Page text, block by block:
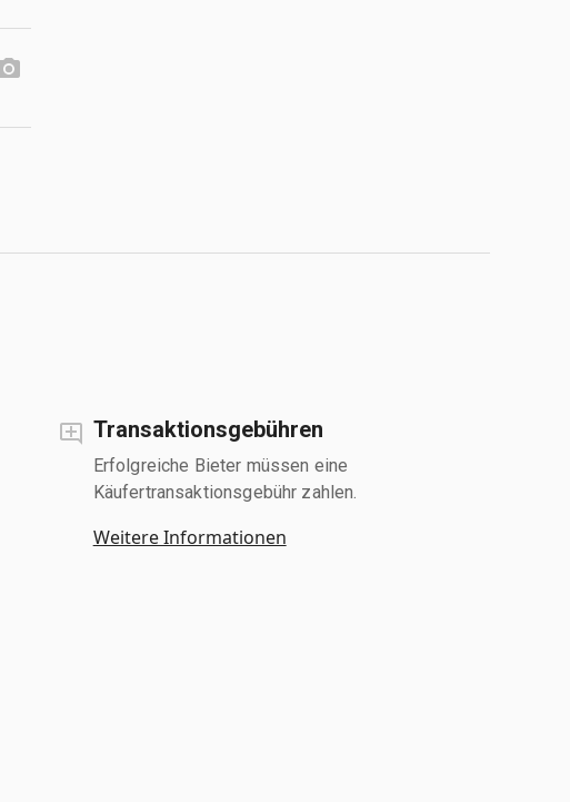
Transaktionsgebühren
Erfolgreiche Bieter müssen eine
Käufertransaktionsgebühr zahlen.
Weitere Informationen